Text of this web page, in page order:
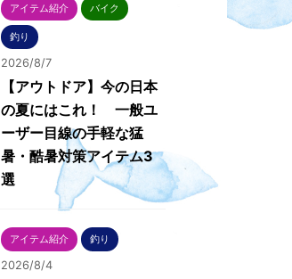
アイテム紹介 バイク
釣り
2026/8/7
【アウトドア】今の日本
の夏にはこれ！ 一般ユ
ーザー目線の手軽な猛
暑・酷暑対策アイテム3
選
アイテム紹介 釣り
2026/8/4